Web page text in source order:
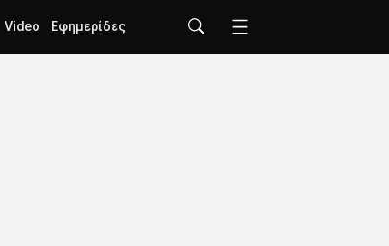
Video Εφημερίδες